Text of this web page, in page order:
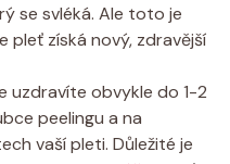
se svléká. Ale toto je
pleť získá nový, zdravější
uzdravíte obvykle do 1-2
peelingu a na
vaší pleti. Důležité je